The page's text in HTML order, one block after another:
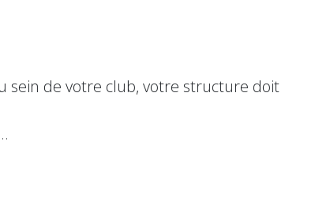
sein de votre club, votre structure doit